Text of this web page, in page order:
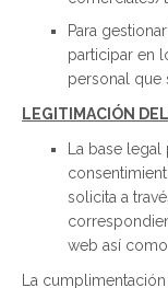
Para
participar en
personal que
LEGITIMACIÓN
La base
solicita a
web así
La